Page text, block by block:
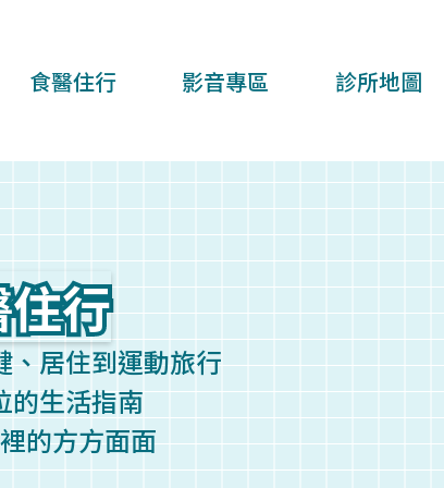
食醫住行 影音專區 診所地圖
行
行
、居住到運動旅行
的生活指南
的方方面面